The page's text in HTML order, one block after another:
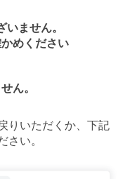
いません。
めください
ん。
りいただくか、 下記
さい。